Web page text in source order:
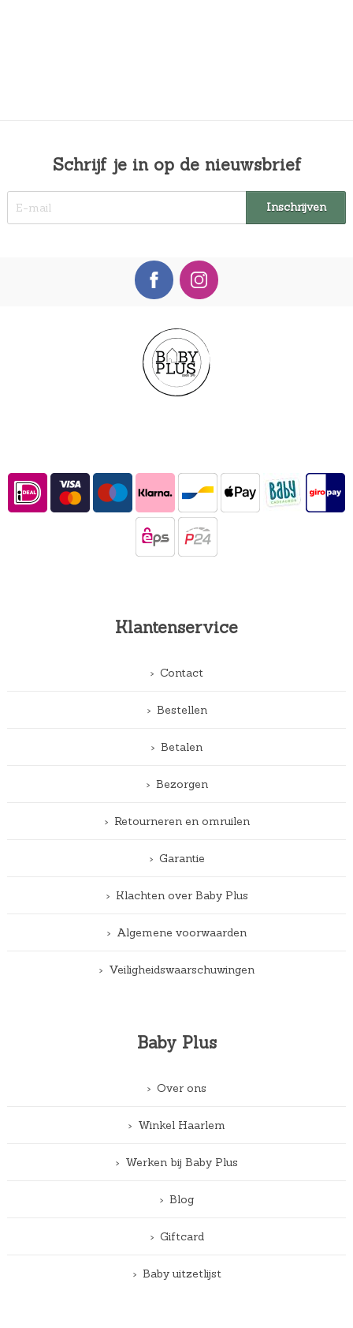
Schrijf je in op de nieuwsbrief
Klantenservice
Contact
Bestellen
Betalen
Bezorgen
Retourneren en omruilen
Garantie
Klachten over Baby Plus
Algemene voorwaarden
Veiligheidswaarschuwingen
Baby Plus
Over ons
Winkel Haarlem
Werken bij Baby Plus
Blog
Giftcard
Baby uitzetlijst